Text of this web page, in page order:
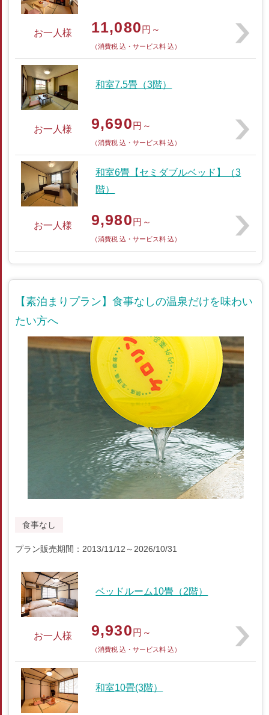
お一人様 11,080円～
（消費税 込・サービス料 込）
和室7.5畳（3階）
お一人様 9,690円～
（消費税 込・サービス料 込）
和室6畳【セミダブルベッド】（3
階）
お一人様 9,980円～
（消費税 込・サービス料 込）
【素泊まりプラン】食事なしの温泉だけを味わい
たい方へ
食事なし
プラン販売期間：2013/11/12～2026/10/31
ベッドルーム10畳（2階）
お一人様 9,930円～
（消費税 込・サービス料 込）
和室10畳(3階）